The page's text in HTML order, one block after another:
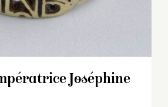
Joséphine